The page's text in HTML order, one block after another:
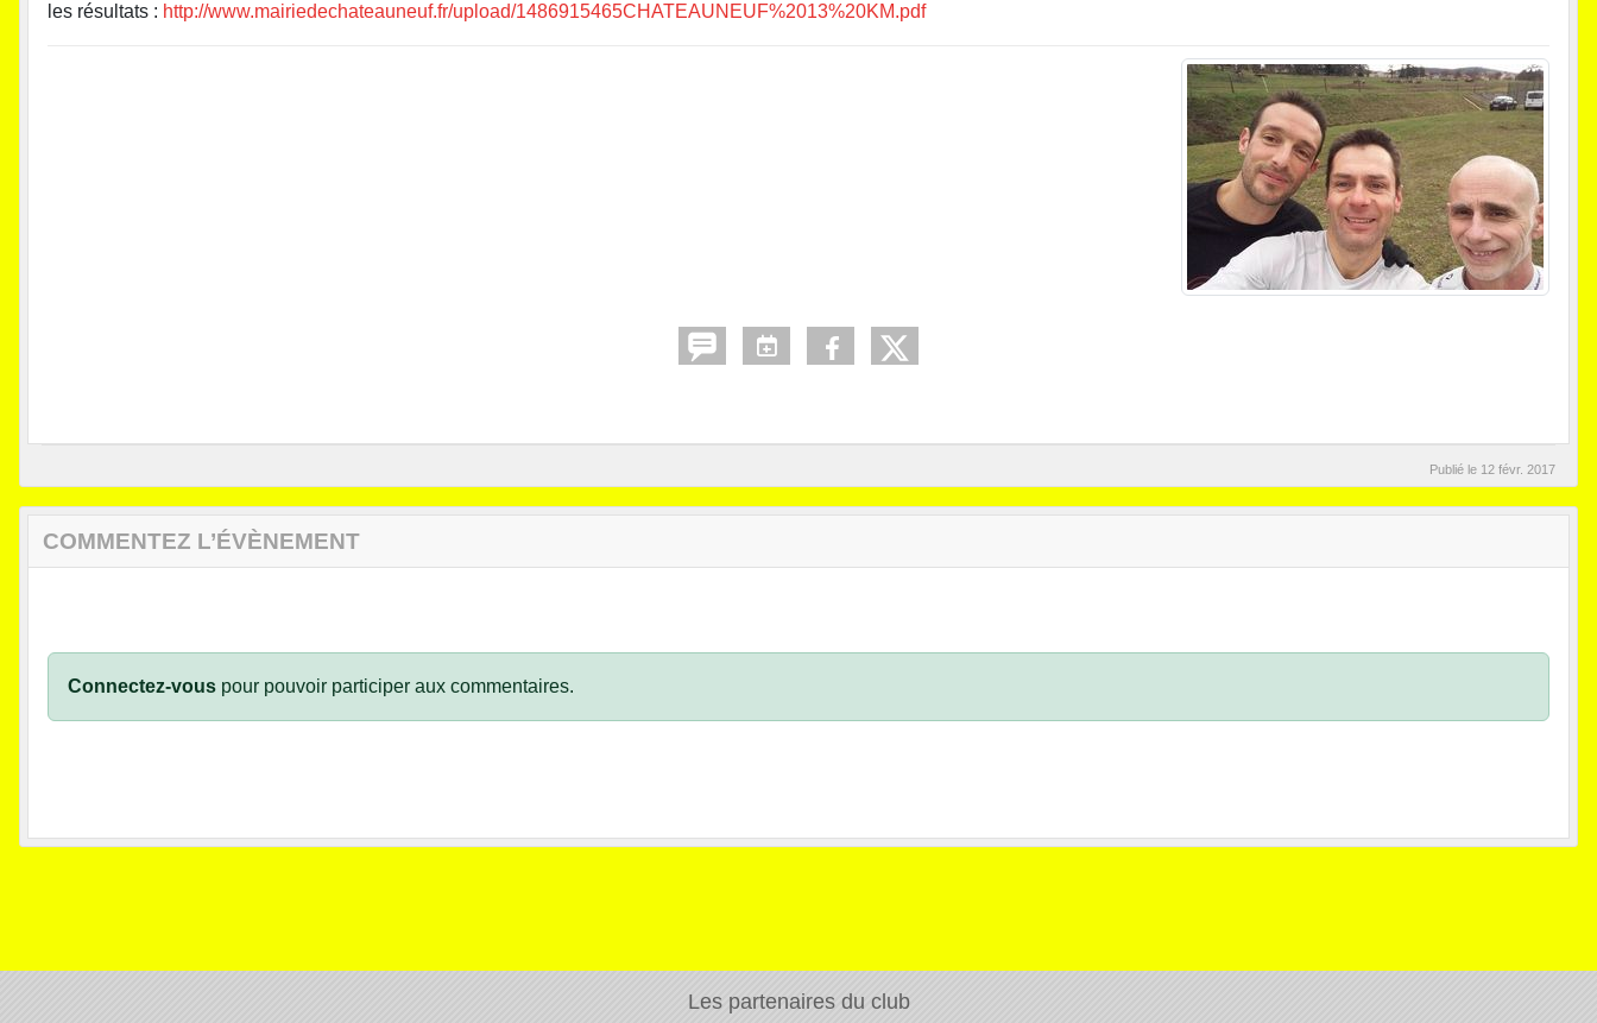
les résultats : http://www.mairiedechateauneuf.fr/upload/1486915465CHATEAUNEUF%2013%20KM.pdf
Publié le 12 févr. 2017
COMMENTEZ L’ÉVÈNEMENT
Connectez-vous pour pouvoir participer aux commentaires.
Les partenaires du club